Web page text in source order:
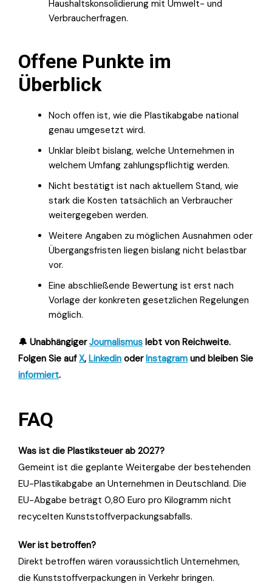
Haushaltskonsolidierung mit Umwelt- und
Verbraucherfragen.
Offene Punkte im
Überblick
Noch offen ist, wie die Plastikabgabe national
genau umgesetzt wird.
Unklar bleibt bislang, welche Unternehmen in
welchem Umfang zahlungspflichtig werden.
Nicht bestätigt ist nach aktuellem Stand, wie
stark die Kosten tatsächlich an Verbraucher
weitergegeben werden.
Weitere Angaben zu möglichen Ausnahmen oder
Übergangsfristen liegen bislang nicht belastbar
vor.
Eine abschließende Bewertung ist erst nach
Vorlage der konkreten gesetzlichen Regelungen
möglich.
🔔 UnabhängigerJournalismus lebt von Reichweite.
Folgen Sie aufX, Linkedin oderInstagram und bleiben Sie
informiert.
FAQ
Was ist die Plastiksteuer ab 2027?
Gemeint ist die geplante Weitergabe der bestehenden
EU-Plastikabgabe an Unternehmen in Deutschland. Die
EU-Abgabe beträgt 0,80 Euro pro Kilogramm nicht
recycelten Kunststoffverpackungsabfalls.
Wer ist betroffen?
Direkt betroffen wären voraussichtlich Unternehmen,
die Kunststoffverpackungen in Verkehr bringen.